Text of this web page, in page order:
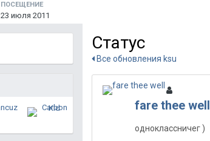
ПОСЕЩЕНИЕ
23 июля 2011
Статус
Все обновления ksu
fare thee well
одноклассничег )